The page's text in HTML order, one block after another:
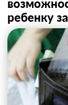
ребенку